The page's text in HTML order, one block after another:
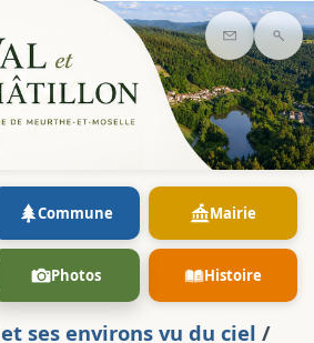
Contact
Commune Mairie
Photos Histoire
et ses environs vu du ciel /